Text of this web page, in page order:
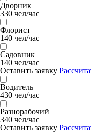
Дворник
330 чел/час
Флорист
140 чел/час
Садовник
140 чел/час
Оставить заявку
Водитель
430 чел/час
Разнорабочий
340 чел/час
Оставить заявку